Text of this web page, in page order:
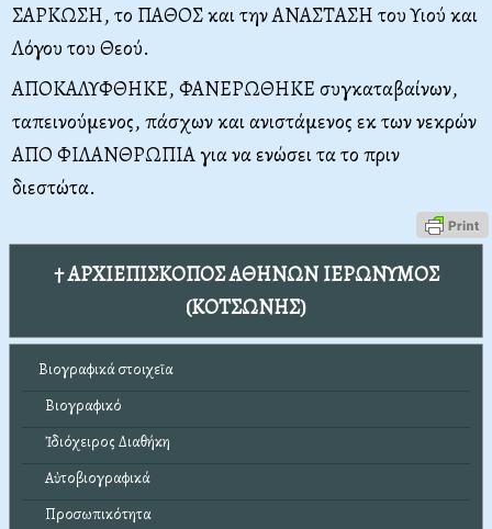
ΣΑΡΚΩΣΗ, το ΠΑΘΟΣ και την ΑΝΑΣΤΑΣΗ του Υιού και
Λόγου του Θεού.
ΑΠΟΚΑΛΥΦΘΗΚΕ, ΦΑΝΕΡΩΘΗΚΕ συγκαταβαίνων,
ταπεινούμενος, πάσχων και ανιστάμενος εκ των νεκρών
ΑΠΟ ΦΙΛΑΝΘΡΩΠΙΑ για να ενώσει τα το πριν
διεστώτα.
† ΑΡΧΙΕΠΙΣΚΟΠΟΣ ΑΘΗΝΩΝ ΙΕΡΩΝΥΜΟΣ
(ΚΟΤΣΩΝΗΣ)
Βιογραφικά στοιχεῖα
Βιογραφικό
Ἰδιόχειρος Διαθήκη
Αὐτοβιογραφικά
Προσωπικότητα